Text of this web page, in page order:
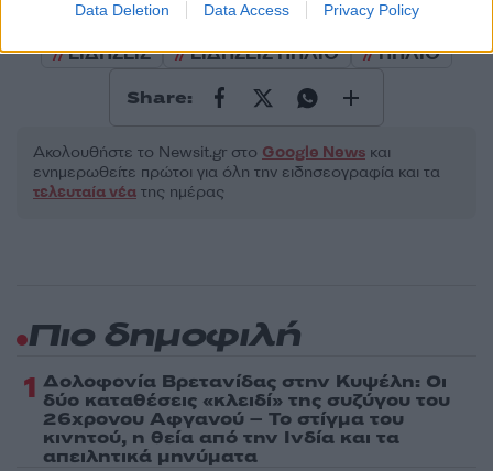
Data Deletion Data Access Privacy Policy
ΕΙΔΗΣΕΙΣ
ΕΙΔΗΣΕΙΣ ΠΗΛΙΟ ΠΗΛΙΟ
Share:
Ακολουθήστε το Νewsit.gr στο Google News και
ενημερωθείτε πρώτοι για όλη την ειδησεογραφία και τα
τελευταία νέα της ημέρας
Πιο δημοφιλή
1 Δολοφονία Βρετανίδας στην Κυψέλη: Οι
δύο καταθέσεις «κλειδί» της συζύγου του
26χρονου Αφγανού – Το στίγμα του
κινητού, η θεία από την Ινδία και τα
απειλητικά μηνύματα